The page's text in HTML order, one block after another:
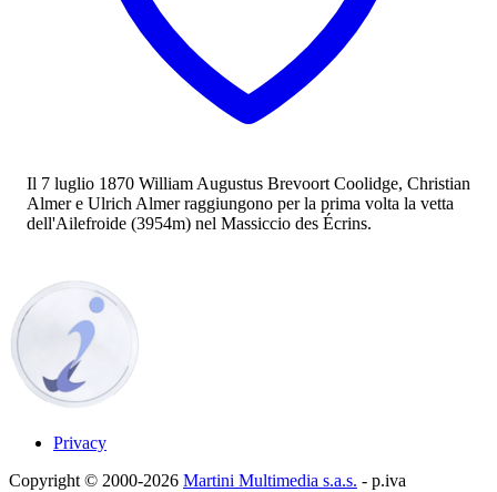
Il 7 luglio 1870 William Augustus Brevoort Coolidge, Christian
Almer e Ulrich Almer raggiungono per la prima volta la vetta
dell'Ailefroide (3954m) nel Massiccio des Écrins.
Privacy
Copyright © 2000-2026 Martini Multimedia s.a.s. - p.iva